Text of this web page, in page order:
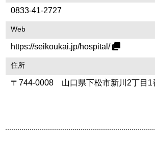
0833-41-2727
Web
https://seikoukai.jp/hospital/
住所
〒744-0008 山口県下松市新川2丁目1